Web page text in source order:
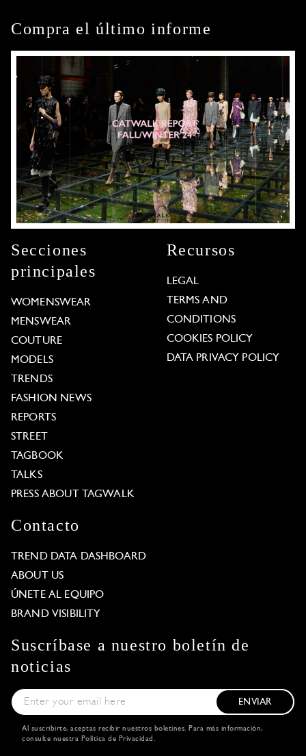
Compra el último informe
Secciones
principales
WOMENSWEAR
MENSWEAR
COUTURE
MODELS
TRENDS
FASHION NEWS
REPORTS
STREET
TAGBOOK
TALKS
PRESS ABOUT TAGWALK
Recursos
LEGAL
TERMS AND
CONDITIONS
COOKIES POLICY
DATA PRIVACY POLICY
Contacto
TREND DATA DASHBOARD
ABOUT US
ÚNETE AL EQUIPO
BRAND VISIBILITY
Suscríbase a nuestro boletín de
noticias
ENVIAR
Al suscribirte, aceptas recibir nuestros boletines. Para más información,
consulte nuestra Política de Privacidad .